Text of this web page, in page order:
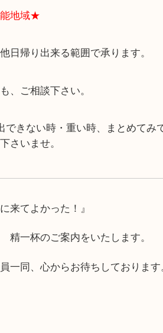
ップがあるショッピングモール
キングが多数あるので、お車で
せて頂きます♪
他日帰り出来る範囲で承ります
、ご相談下さい。